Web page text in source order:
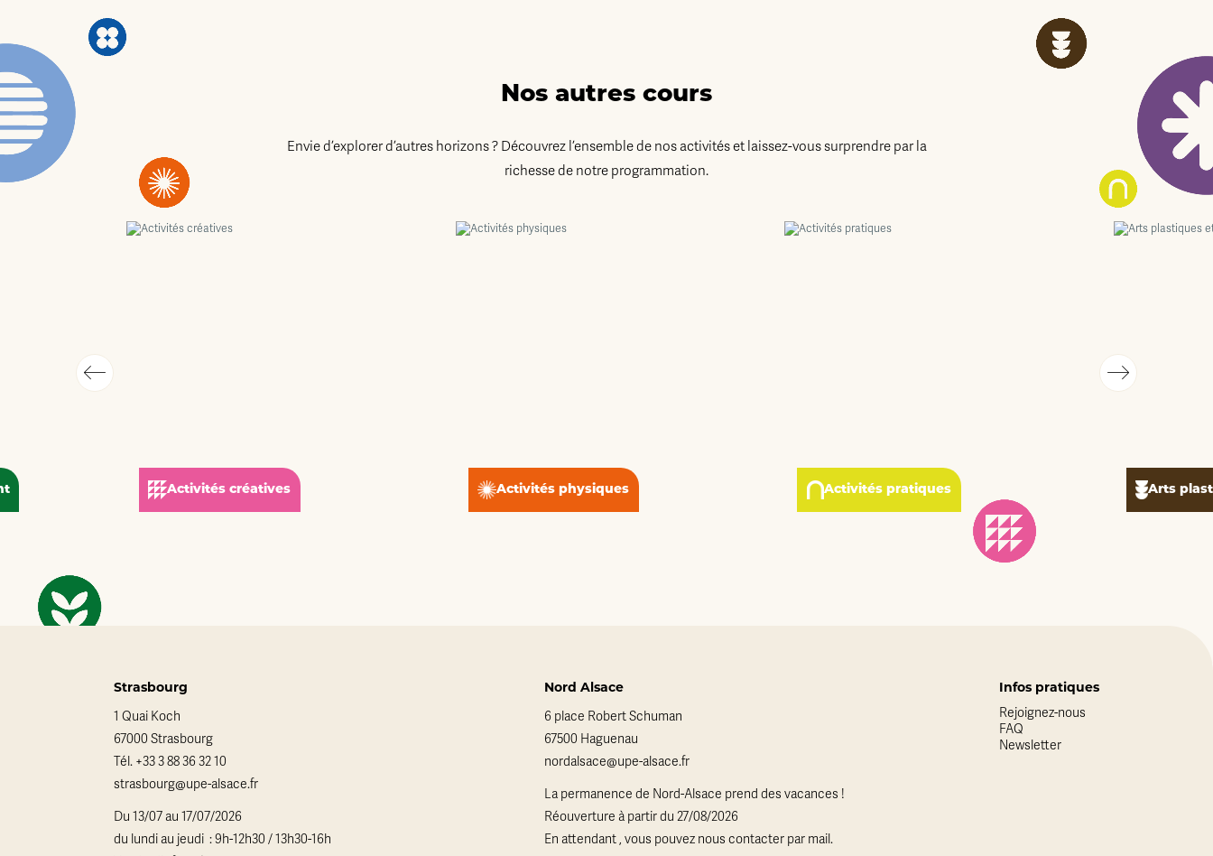
Nos autres cours
Envie d’explorer d’autres horizons ? Découvrez l’ensemble de nos activités et laissez-vous surprendre par la
richesse de notre programmation.
Activités créatives Activités physiques Activités pratiques Arts
Strasbourg
1 Quai Koch
67000 Strasbourg
Tél. +33 3 88 36 32 10
strasbourg@upe-alsace.fr
Du 13/07 au 17/07/2026
du lundi au jeudi : 9h-12h30 / 13h30-16h
Nord Alsace
6 place Robert Schuman
67500 Haguenau
nordalsace@upe-alsace.fr
La permanence de Nord-Alsace prend des vacances !
Réouverture à partir du 27/08/2026
En attendant , vous pouvez nous contacter par mail.
Infos pratiques
Rejoignez-nous
FAQ
Newsletter